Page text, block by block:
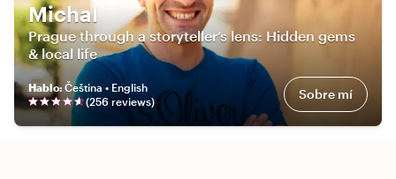
Michal
Prague through a storyteller’s lens: Hidden gems
& local life
Hablo: Čeština • English
(256 reviews) Sobre mí